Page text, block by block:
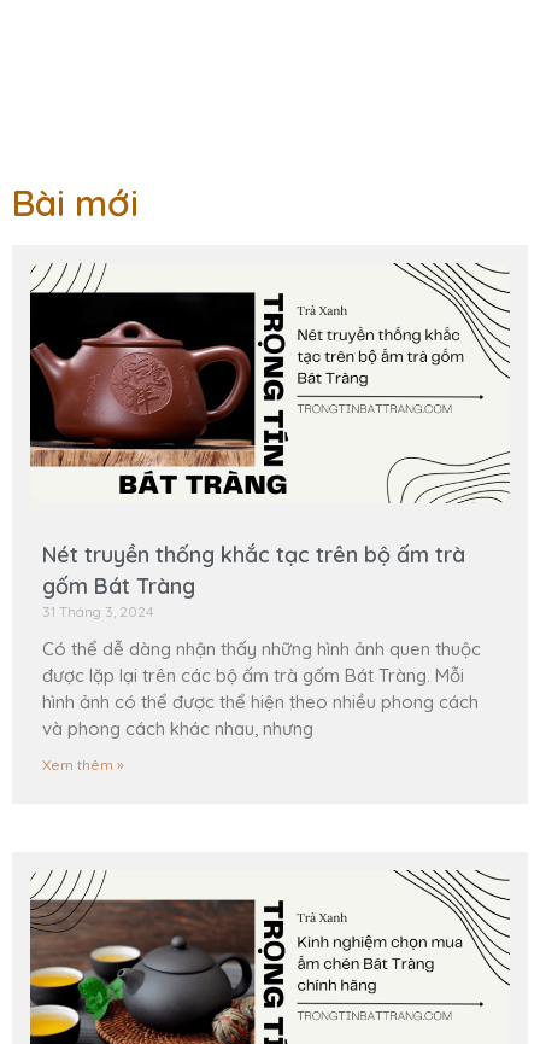
Bài mới
Nét truyền thống khắc tạc trên bộ ấm trà
gốm Bát Tràng
31 Tháng 3, 2024
Có thể dễ dàng nhận thấy những hình ảnh quen thuộc
được lặp lại trên các bộ ấm trà gốm Bát Tràng. Mỗi
hình ảnh có thể được thể hiện theo nhiều phong cách
và phong cách khác nhau, nhưng
Xem thêm »